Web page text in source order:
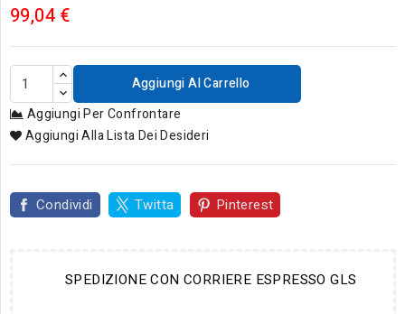
99,04 €
Aggiungi Al Carrello
Aggiungi Per Confrontare
Aggiungi Alla Lista Dei Desideri
Condividi Twitta Pinterest
SPEDIZIONE CON CORRIERE ESPRESSO GLS